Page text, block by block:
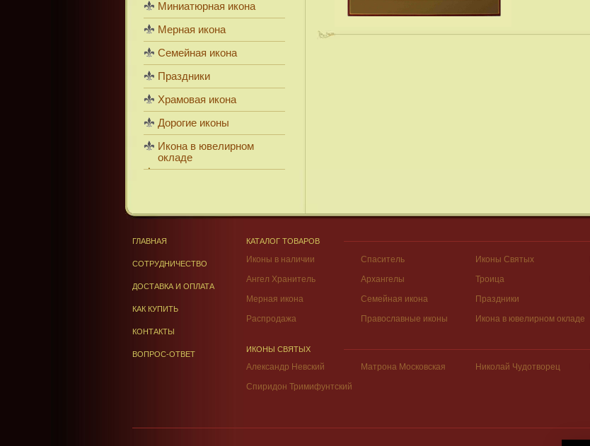
Миниатюрная икона
Мерная икона
Семейная икона
Праздники
Храмовая икона
Дорогие иконы
Икона в ювелирном
окладе
ГЛАВНАЯ
СОТРУДНИЧЕСТВО
ДОСТАВКА И ОПЛАТА
КАК КУПИТЬ
КОНТАКТЫ
ВОПРОС-ОТВЕТ
КАТАЛОГ ТОВАРОВ
Иконы в наличии Спаситель Иконы Святых
Ангел Хранитель
Архангелы Троица
Мерная икона
Семейная икона Праздники
Распродажа
Православные иконы Икона в ювелирном окладе
ИКОНЫ СВЯТЫХ
Александр Невский Матрона Московская Николай Чудотворец
Спиридон Тримифунтский